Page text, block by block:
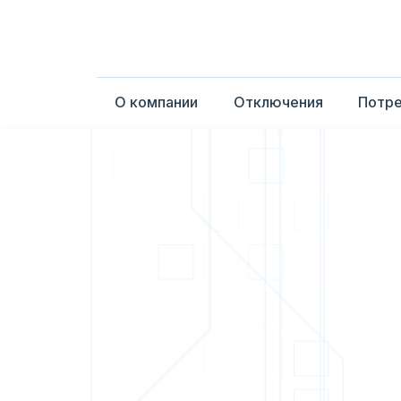
О компании Отключения